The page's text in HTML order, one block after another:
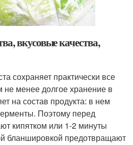
вкусовые качества,
сохраняет практически все
не менее долгое хранение в
на состав продукта: в нем
Поэтому перед
кипятком или 1-2 минуты
бланшировкой предотвращают